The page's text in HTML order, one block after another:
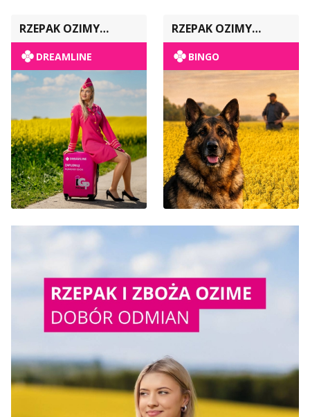
RZEPAK OZIMY
POPULACYJNY
DREAMLINE
RZEPAK OZIMY
POPULACYJNY
BINGO